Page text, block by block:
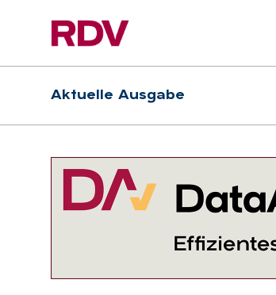
Hauptnavigation
Aktuelle Ausgabe